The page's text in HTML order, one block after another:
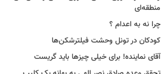
منطقه‌ای
چرا نه به اعدام ؟
کودکان در تونل وحشت فیلترشکن‌ها
آقای نماینده! برای خیلی چیزها باید گریست